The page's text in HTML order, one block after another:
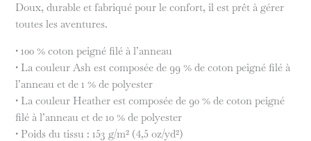
Doux, durable et fabriqué pour le confort, il est prêt à gérer
toutes les aventures.
• 100 % coton peigné filé à l’anneau
• La couleur Ash est composée de 99 % de coton peigné filé à
l’anneau et de 1 % de polyester
• La couleur Heather est composée de 90 % de coton peigné
filé à l’anneau et de 10 % de polyester
• Poids du tissu : 153 g/m² (4,5 oz/yd²)